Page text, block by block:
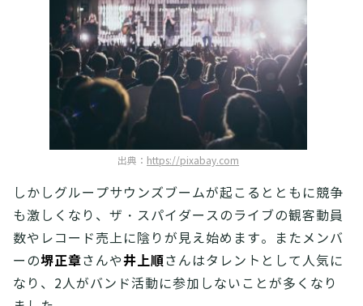
出典： https://pixabay.com
しかしグループサウンズブームが起こるとともに競争
も激しくなり、ザ・スパイダースのライブの観客動員
数やレコード売上に陰りが見え始めます。またメンバ
ーの堺正章さんや井上順さんはタレントとして人気に
なり、2人がバンド活動に参加しないことが多くなり